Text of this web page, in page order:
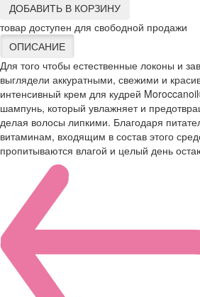
ДОБАВИТЬ В КОРЗИНУ
товар доступен для свободной продажи
ОПИСАНИЕ
Для того чтобы естественные локоны и
выглядели аккуратными, свежими и
интенсивный крем для кудрей
шампунь, который увлажняет и
делая волосы липкими. Благодаря
витаминам, входящим в состав этого
пропитываются влагой и целый день